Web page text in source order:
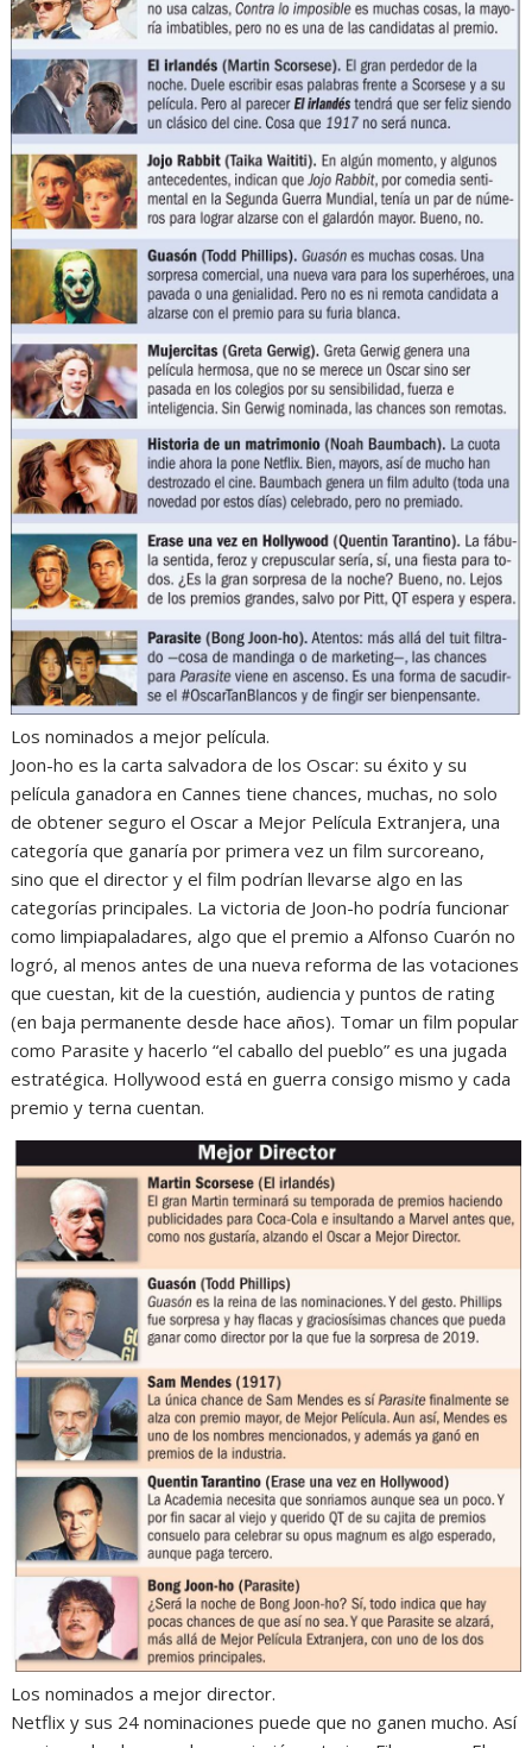
Los nominados a mejor película.
Joon-ho es la carta salvadora de los Oscar: su éxito y su
película ganadora en Cannes tiene chances, muchas, no solo
de obtener seguro el Oscar a Mejor Película Extranjera, una
categoría que ganaría por primera vez un film surcoreano,
sino que el director y el film podrían llevarse algo en las
categorías principales. La victoria de Joon-ho podría funcionar
como limpiapaladares, algo que el premio a Alfonso Cuarón no
logró, al menos antes de una nueva reforma de las votaciones
que cuestan, kit de la cuestión, audiencia y puntos de rating
(en baja permanente desde hace años). Tomar un film popular
como Parasite y hacerlo “el caballo del pueblo” es una jugada
estratégica. Hollywood está en guerra consigo mismo y cada
premio y terna cuentan.
Los nominados a mejor director.
Netflix y sus 24 nominaciones puede que no ganen mucho. Así